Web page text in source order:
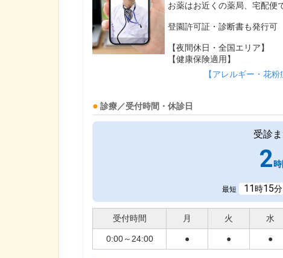
お薬はお近くの薬局、宅配便
登園許可証・診断書も発行可
【夜間休日・全国エリア】
【健康保険適用】
【アレルギー・花
診療／受付時間・休診日
受診
2
最短 11時15
受付時間 月 火 水
0:00～24:00 ● ● ●